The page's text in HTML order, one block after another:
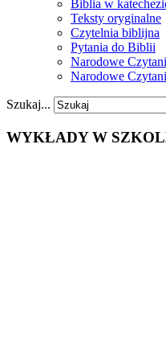
Biblia w
Teksty oryginalne
Czytelnia biblijna
Pytania do Biblii
Narodowe
Narodowe
Szukaj...
WYKŁADY W